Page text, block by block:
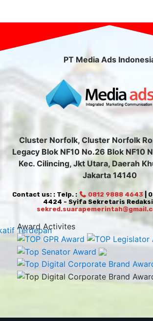
PT Media Ads
Cluster Norfolk, Cluster Norfolk
Legacy Blok NF10 No.26 Blok NF10
Kec. Cilincing, Jkt Utara, Daerah
Jakarta 14140
Contact us: : Telp. : 0812 9888 4643 |
4424 - Syifa Sekretaris Redaksi |
Award Activites